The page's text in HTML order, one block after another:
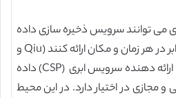
می توانند سرویس ذخیره سازی داده
ها مبتنی بر تقاضا را به کاربر ابر در هر زمان و مکان ارائه کنند (Qiu و
همکاران، 2016). با این حال، ارائه دهنده سرویس ابری (CSP) داده
و مجازی در اختیار دارد. در این محیط